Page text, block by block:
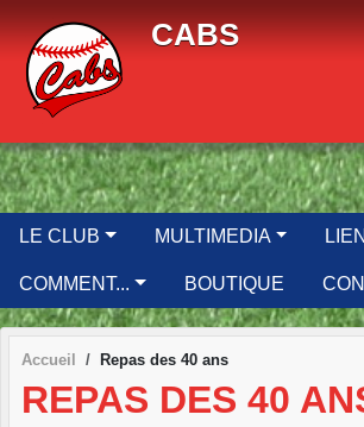
CABS
LE CLUB MULTIMEDIA
COMMENT... BOUTIQUE
Accueil Repas des 40 ans
REPAS DES 40